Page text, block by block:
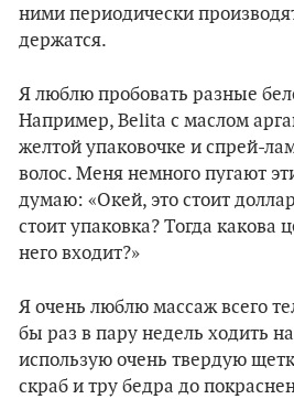
ними периодически
держатся.
Я люблю пробовать разные
Например, Belita с маслом
желтой упаковочке и спрей-
волос. Меня немного пугают
думаю: «Окей, это стоит
стоит упаковка? Тогда какова
него входит?»
Я очень люблю массаж всего
бы раз в пару недель ходить
использую очень твердую
скраб и тру бедра до